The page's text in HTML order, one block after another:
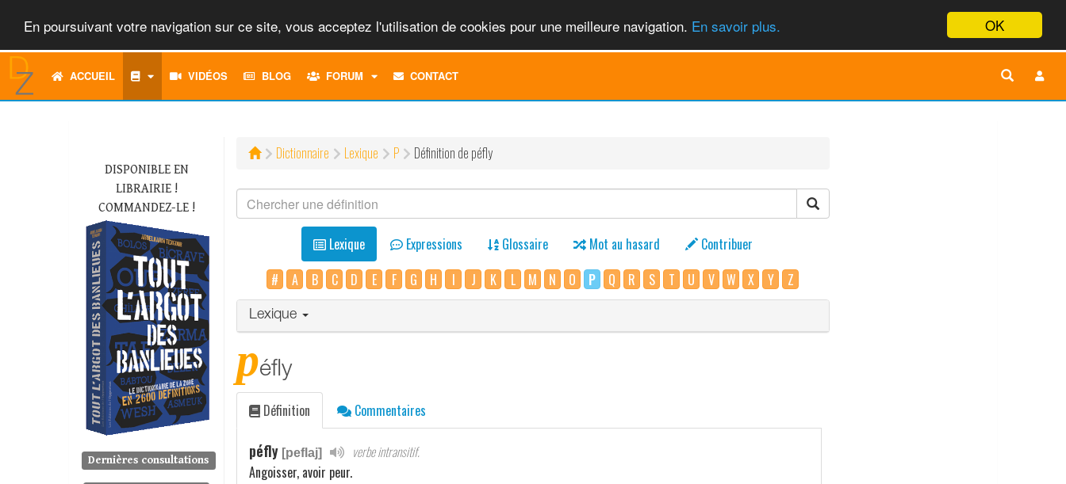
OK
En poursuivant votre navigation sur ce site, vous acceptez l'utilisation de cookies pour une meilleure navigation. En savoir plus.
ACCUEIL VIDÉOS BLOG FORUM
TOGGLECONTACT
DISPONIBLE EN
LIBRAIRIE !
COMMANDEZ-LE !
Dernières consultations
Dictionnaire Lexique P Définition de péfly
Lexique Expressions Glossaire Mot au hasard
Contribuer
#
A B C D E F G H I J K L M N O P Q R S T U V W X Y Z
Lexique
péfly
Définition Commentaires
péfly [peflaj]
verbe intransitif.
Angoisser, avoir peur.